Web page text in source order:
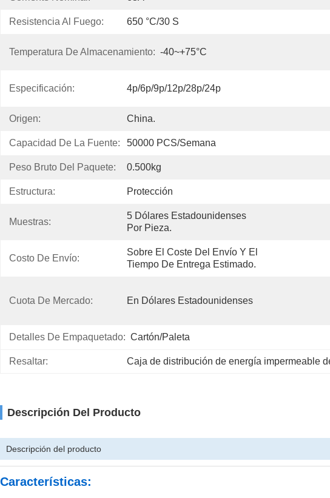
Resistencia Al Fuego: 650 °c/30 S
Temperatura De Almacenamiento: -40~+75°C
Especificación: 4p/6p/9p/12p/28p/24p
Origen: China.
Capacidad De La Fuente: 50000 PCS/semana
Peso Bruto Del Paquete: 0.500kg
Estructura: Protección
Muestras:
5 Dólares Estadounidenses
Por Pieza.
Costo De Envío:
Sobre El Coste Del Envío Y El
Tiempo De Entrega Estimado.
Cuota De Mercado: En Dólares Estadounidenses
Detalles De Empaquetado: Cartón/paleta
Resaltar: Caja de distribución de energía impermeable
Descripción Del Producto
Descripción del producto
Características: